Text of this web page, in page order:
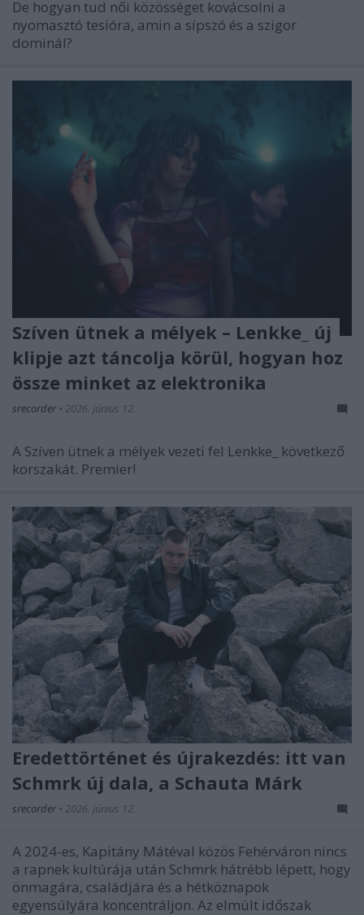
De hogyan tud női közösséget kovácsolni a
nyomasztó tesióra, amin a sípszó és a szigor
dominál?
Szíven ütnek a mélyek – Lenkke_ új
klipje azt táncolja körül, hogyan hoz
össze minket az elektronika
srecorder • 2026. június 12.
A Szíven ütnek a mélyek vezeti fel Lenkke_ következő
korszakát. Premier!
Eredettörténet és újrakezdés: itt van
Schmrk új dala, a Schauta Márk
srecorder • 2026. június 12.
A 2024-es, Kapitány Mátéval közös Fehérváron nincs
a rapnek kultúrája után Schmrk hátrébb lépett, hogy
önmagára, családjára és a hétköznapok
egyensúlyára koncentráljon. Az elmúlt időszak